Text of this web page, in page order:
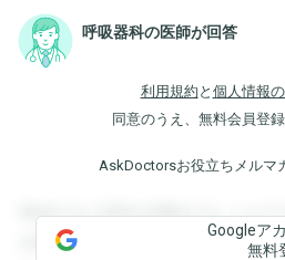
呼吸器科の医師が回答
利用規約 と 個人情報
同意のうえ、無料会員登
AskDoctorsお役立ちメルマ
登録すると回答を閲覧することが
を閲覧することができます。登録
Googleア
無料